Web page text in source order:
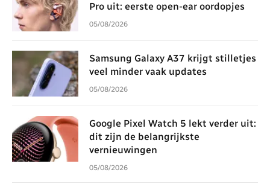
Pro uit: eerste open-ear oordopjes
05/08/2026
Samsung Galaxy A37 krijgt stilletjes
veel minder vaak updates
05/08/2026
Google Pixel Watch 5 lekt verder uit:
dit zijn de belangrijkste
vernieuwingen
05/08/2026